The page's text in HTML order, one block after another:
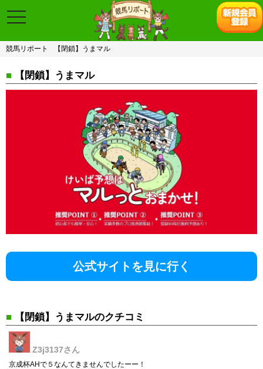
toggle
navigation
競馬リポート 【閉鎖】うまマル
■ 【閉鎖】うまマル
公式サイトを見に行く
■ 【閉鎖】うまマルのクチコミ
Z3j3137さん
京成杯AHで５なんてきませんでしたーー！